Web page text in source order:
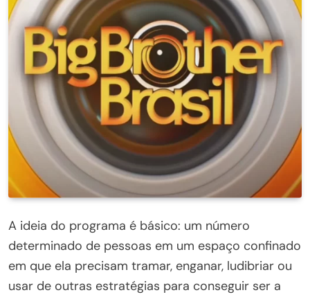
A ideia do programa é básico: um número
determinado de pessoas em um espaço confinado
em que ela precisam tramar, enganar, ludibriar ou
usar de outras estratégias para conseguir ser a